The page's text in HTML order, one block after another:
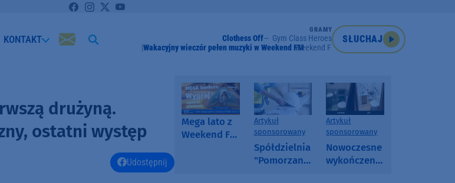
KONTAKT
GRAMY
Clothess Off
Gym Class Heroes
Wakacyjny wieczór pełen muzyki w Weekend FMWeekend FM
SŁUCHAJ
drużyną.
ostatni występ
Udostępnij
Mega lato z
Weekend FM
Artykuł
sponsorowany
Spółdzielnia
"Pomorzanka"
Artykuł
sponsorowany
Nowoczesne
wykończenia